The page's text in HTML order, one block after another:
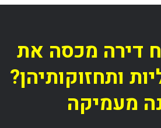
דירה מכסה את
ותחזוקותיהן?
מעמיקה